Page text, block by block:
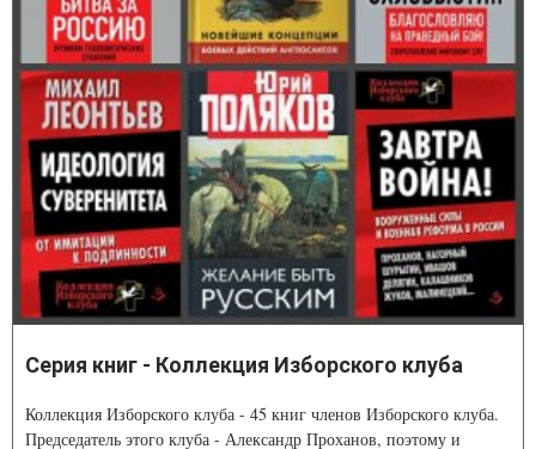
Серия книг - Коллекция Изборского клуба
Коллекция Изборского клуба - 45 книг членов Изборского клуба.
Председатель этого клуба - Александр Проханов, поэтому и